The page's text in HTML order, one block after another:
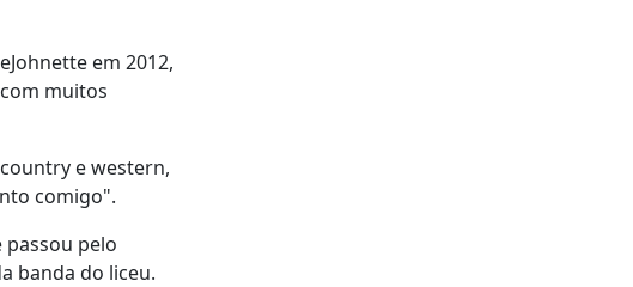
em 2012,
muitos
e western,
comigo".
passou pelo
banda do liceu.